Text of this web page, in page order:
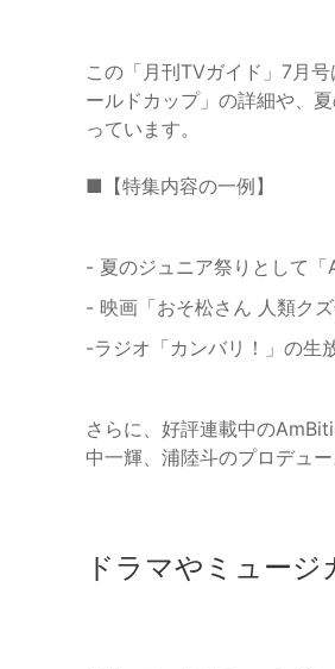
この「月刊TVガイド」7月
ールドカップ」の詳細や、
っています。
■【特集内容の一例】
- 夏のジュニア祭りとして
- 映画「おそ松さん 人類ク
-ラジオ「カンバリ！」の生
さらに、好評連載中の
中一輝、浦陸斗のプロデュ
ドラマやミュージ